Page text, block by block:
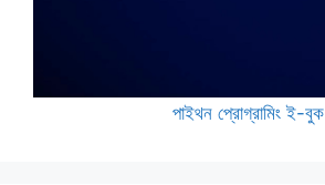
পাইথন প্রোগ্রামিং ই-বুক